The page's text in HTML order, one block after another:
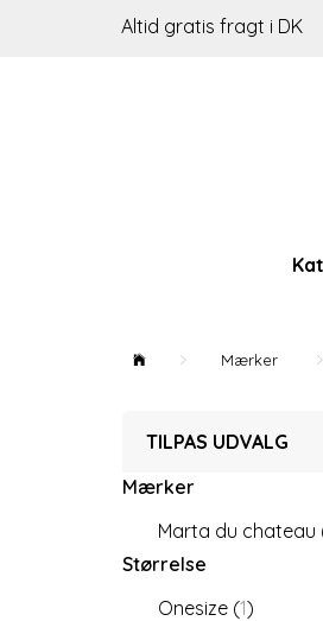
Altid gratis fragt i DK
Mærker
TILPAS UDVALG
Mærker
Marta du chateau
Størrelse
Onesize (1)